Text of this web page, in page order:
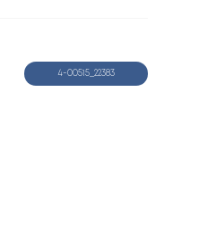
4-00515_22383